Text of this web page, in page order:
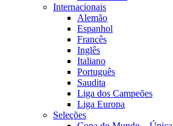
Internacionais
Alemão
Espanhol
Francês
Inglês
Italiano
Português
Saudita
Liga dos Campeões
Liga Europa
Seleções